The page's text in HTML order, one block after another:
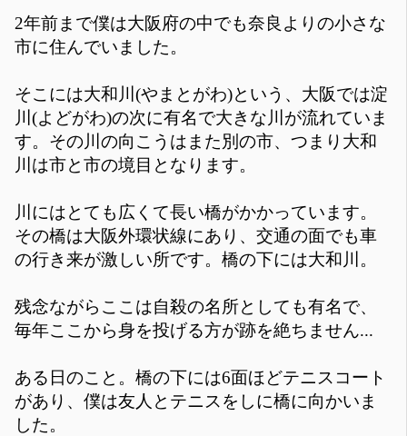
2年前まで僕は大阪府の中でも奈良よりの小さな
市に住んでいました。
そこには大和川(やまとがわ)という、大阪では淀
川(よどがわ)の次に有名で大きな川が流れていま
す。その川の向こうはまた別の市、つまり大和
川は市と市の境目となります。
川にはとても広くて長い橋がかかっています。
その橋は大阪外環状線にあり、交通の面でも車
の行き来が激しい所です。橋の下には大和川。
残念ながらここは自殺の名所としても有名で、
毎年ここから身を投げる方が跡を絶ちません...
ある日のこと。橋の下には6面ほどテニスコート
があり、僕は友人とテニスをしに橋に向かいま
した。